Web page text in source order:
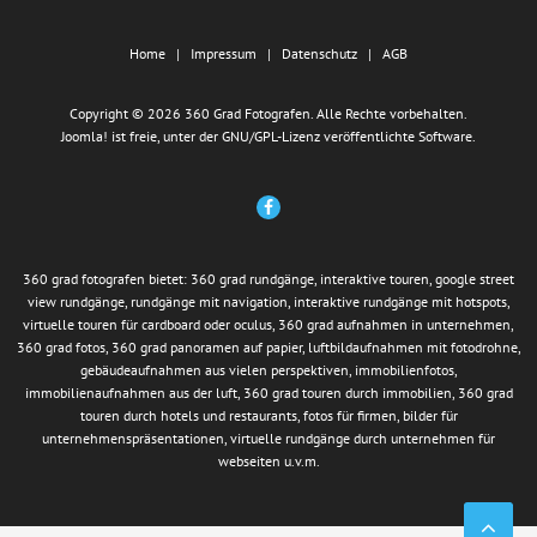
Home Impressum Datenschutz AGB
Copyright © 2026 360 Grad Fotografen. Alle Rechte vorbehalten.
Joomla! ist freie, unter der GNU/GPL-Lizenz veröffentlichte Software.
360 grad fotografen bietet: 360 grad rundgänge, interaktive touren, google street
view rundgänge, rundgänge mit navigation, interaktive rundgänge mit hotspots,
virtuelle touren für cardboard oder oculus, 360 grad aufnahmen in unternehmen,
360 grad fotos, 360 grad panoramen auf papier, luftbildaufnahmen mit fotodrohne,
gebäudeaufnahmen aus vielen perspektiven, immobilienfotos,
immobilienaufnahmen aus der luft, 360 grad touren durch immobilien, 360 grad
touren durch hotels und restaurants, fotos für firmen, bilder für
unternehmenspräsentationen, virtuelle rundgänge durch unternehmen für
webseiten u.v.m.